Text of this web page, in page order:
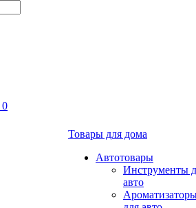
0
Товары для дома
Автотовары
Инструменты
авто